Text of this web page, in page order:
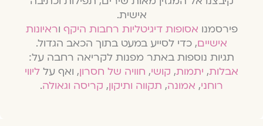
אישית.
פירסמנואסופות דיגיטליות רחבות היקףוראיונות
אישיים, כדי לסייע במעט בתוך הכאב הגדול.
תגיות נוספות באתר מפנות לקריאה רחבה על:
אבלות,יתמות,קושי,חוויה של חסרון, ואף עלליווי
רוחני,אמונה,תקווה ותיקון,קריסה וגאולה.